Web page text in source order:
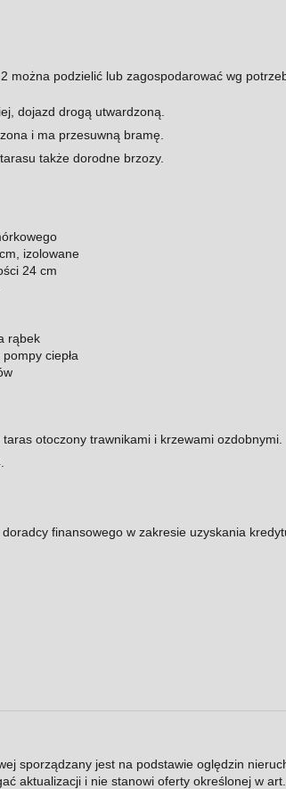
można podzielić lub zagospodarować wg
dojazd drogą utwardzoną.
i ma przesuwną bramę.
także dorodne brzozy.
izolowane
24 cm
rąbek
ciepła
otoczony trawnikami i krzewami ozdobnymi.
finansowego w zakresie uzyskania
sporządzany jest na podstawie oględzin
aktualizacji i nie stanowi oferty określonej w